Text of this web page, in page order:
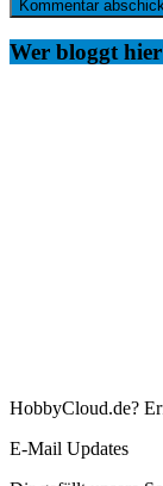
Wer bloggt
HobbyCloud.de?
E-Mail Updates